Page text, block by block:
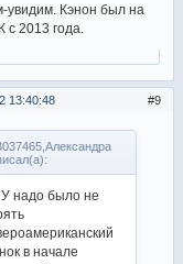
увидим. Кэнон был на
с 2013 года.
9
13:40:48
надо было не
в начале